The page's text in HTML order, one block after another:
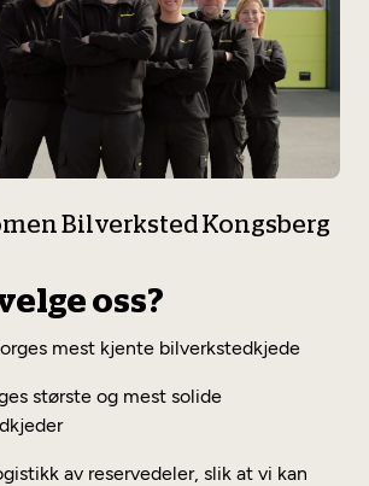
Bilverksted Kongsberg
oss?
mest kjente bilverkstedkjede
største og mest solide
av reservedeler, slik at vi kan